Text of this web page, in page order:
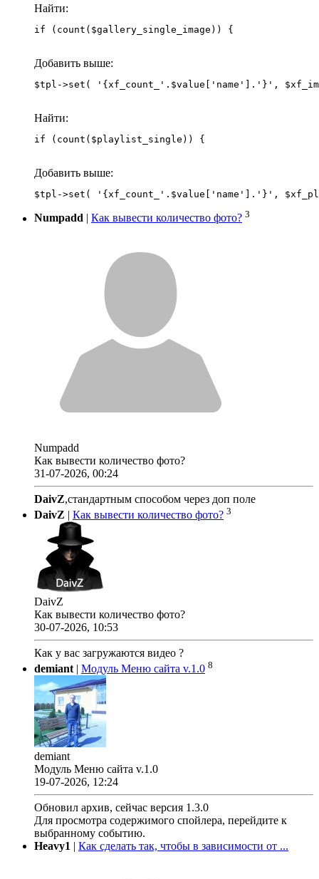
Найти:
if (count($gallery_single_image)) {
Добавить выше:
Найти:
if (count($playlist_single)) {
Добавить выше:
Numpadd Как вывести количество фото? 3
Numpadd
Как вывести количество фото?
31-07-2026, 00:24
DaivZ,стандартным способом через доп поле
DaivZ | Как вывести количество фото? 3
DaivZ
Как вывести количество фото?
30-07-2026, 10:53
Как у вас загружаются видео ?
demiant | Модуль Меню сайта v.1.0 8
demiant
Модуль Меню сайта v.1.0
19-07-2026, 12:24
Обновил архив, сейчас версия 1.3.0
Для просмотра содержимого спойлера, перейдите к
выбранному событию.
Heavy1 | Как сделать так, чтобы в зависимости от ...